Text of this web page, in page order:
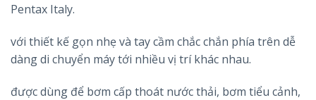
Pentax Italy.
với thiết kế gọn nhẹ và tay cầm chắc chắn phía trên dễ
dàng di chuyển máy tới nhiều vị trí khác nhau.
được dùng để bơm cấp thoát nước thải, bơm tiểu cảnh,